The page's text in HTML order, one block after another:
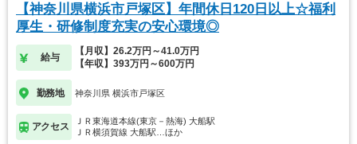
【神奈川県横浜市戸塚区】年間休日120日以上☆福利
厚生・研修制度充実の安心環境◎
給与
【月収】26.2万円～41.0万円
【年収】393万円～600万円
勤務地 神奈川県 横浜市戸塚区
アクセス
ＪＲ東海道本線(東京－熱海) 大船駅
ＪＲ横須賀線 大船駅…ほか